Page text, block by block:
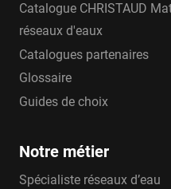
Catalogue CHRISTAUD
réseaux d'eaux
Catalogues partenaires
Glossaire
Guides de choix
Notre métier
Spécialiste réseaux d’eau